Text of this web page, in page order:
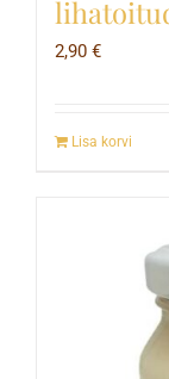
2,90 €
Lisa korvi